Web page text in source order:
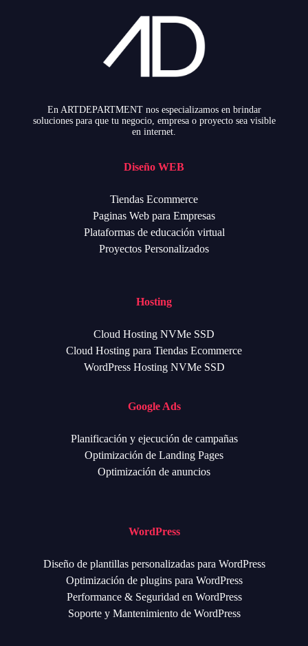
En ARTDEPARTMENT nos especializamos en brindar
soluciones para que tu negocio, empresa o proyecto sea visible
en internet.
Diseño WEB
Tiendas Ecommerce
Paginas Web para Empresas
Plataformas de educación virtual
Proyectos Personalizados
Hosting
Cloud Hosting NVMe SSD
Cloud Hosting para Tiendas Ecommerce
WordPress Hosting NVMe SSD
Google Ads
Planificación y ejecución de campañas
Optimización de Landing Pages
Optimización de anuncios
WordPress
Diseño de plantillas personalizadas para WordPress
Optimización de plugins para WordPress
Performance & Seguridad en WordPress
Soporte y Mantenimiento de WordPress